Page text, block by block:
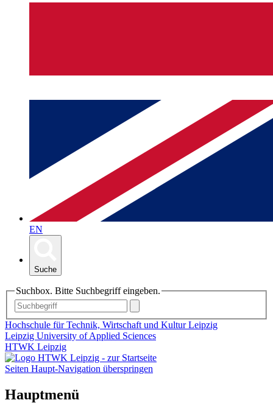
EN
Suche
Suchbox. Bitte Suchbegriff eingeben.
Hochschule für Technik, Wirtschaft und Kultur Leipzig
Leipzig University of Applied Sciences
HTWK Leipzig
Seiten Haupt-Navigation überspringen
Hauptmenü